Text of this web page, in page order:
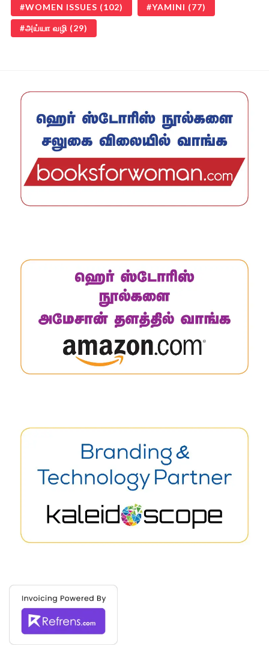
WOMEN ISSUES (102) YAMINI (77)
அய்யா வழி (29)